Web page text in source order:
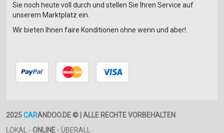
Sie noch heute voll durch und stellen Sie Ihren Service auf
unserem Marktplatz ein.
Wir bieten Ihnen faire Konditionen ohne wenn und aber!.
2025CARANDOO.DE © | ALLE RECHTE VORBEHALTEN
LOKAL - ONLINE - ÜBERALL